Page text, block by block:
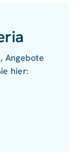
Angebote
hier: